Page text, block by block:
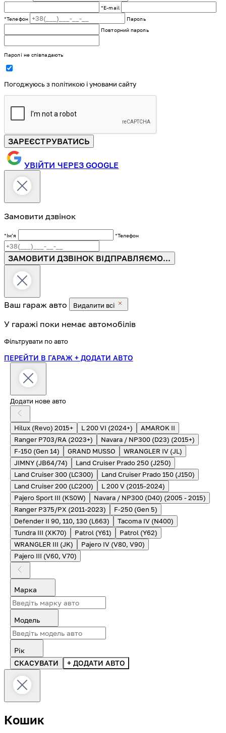
*E-mail
*Телефон
Пароль
Повторний пароль
Паролі не співпадають
Погоджуюсь з політикою і умовами сайту
ЗАРЕЄСТРУВАТИСЬ
УВІЙТИ ЧЕРЕЗ GOOGLE
Замовити дзвінок
*Імʼя *Телефон
ЗАМОВИТИ ДЗВІНОК ВІДПРАВЛЯЄМО...
Ваш гараж авто Видалити всі
У гаражі поки немає автомобілів
Фільтрувати по авто
ПЕРЕЙТИ В ГАРАЖ + ДОДАТИ АВТО
Додати нове авто
Hilux (Revo) 2015+ L 200 VI (2024+)
AMAROK II
Ranger P703/RA (2023+)
Navara / NP300 (D23) (2015+)
F-150 (Gen 14)
GRAND MUSSO
WRANGLER IV (JL)
JIMNY (JB64/74)
Land Cruiser Prado 250 (J250)
Land Cruiser 300 (LC300)
Land Cruiser Prado 150 (J150)
Land Cruiser 200 (LC200)
L 200 V (2015-2024)
Pajero Sport III (KS0W)
Navara / NP300 (D40) (2005 - 2015)
Ranger P375/PX (2011-2023)
F-250 (Gen 5)
Defender II 90, 110, 130 (L663)
Tacoma IV (N400)
Tundra III (XK70)
Patrol (Y61)
Patrol (Y62)
WRANGLER III (JK)
Pajero IV (V80, V90)
Pajero III (V60, V70)
Марка
Модель
Рік
СКАСУВАТИ
+ ДОДАТИ АВТО
Кошик